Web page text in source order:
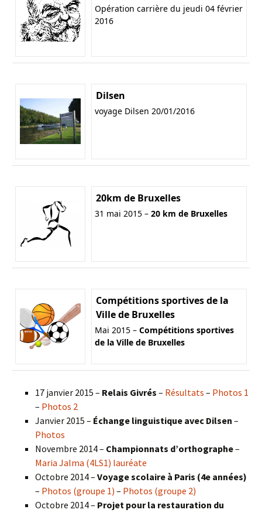
Opération carrière du jeudi 04 février
2016
Dilsen
voyage Dilsen 20/01/2016
20km de Bruxelles
31 mai 2015 – 20 km de Bruxelles
Compétitions sportives de la
Ville de Bruxelles
Mai 2015 – Compétitions sportives
de la Ville de Bruxelles
17 janvier 2015 – Relais Givrés – Résultats – Photos 1
– Photos 2
Janvier 2015 – Échange linguistique avec Dilsen –
Photos
Novembre 2014 – Championnats d’orthographe–
Maria Jalma (4LS1) lauréate
Octobre 2014 – Voyage scolaire à Paris (4e années)
– Photos (groupe 1) – Photos (groupe 2)
Octobre 2014 – Projet pour la restauration du